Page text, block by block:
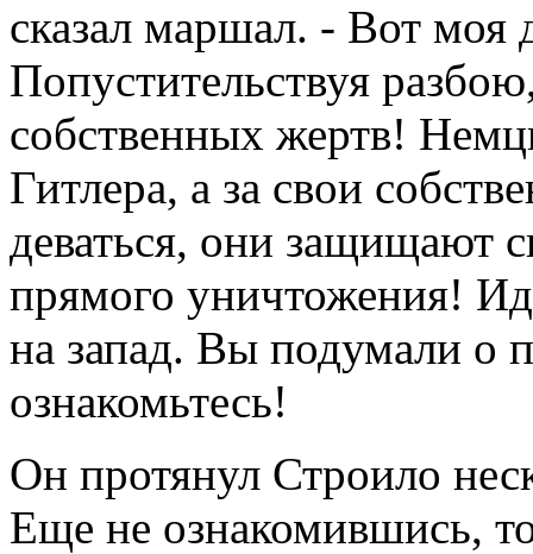
сказал маршал. - Вот моя
Попустительствуя
собственных жертв!
Гитлера, а за свои
деваться, они защищают
прямого уничтожения!
на запад. Вы подумали о
ознакомьтесь!
Он протянул Строило
Еще не ознакомившись,